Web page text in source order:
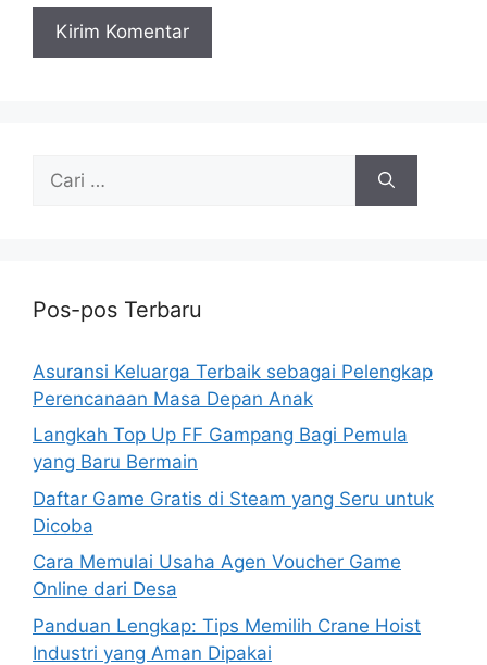
untuk:
Pos-pos Terbaru
Asuransi Keluarga Terbaik sebagai Pelengkap
Perencanaan Masa Depan Anak
Langkah Top Up FF Gampang Bagi Pemula
yang Baru Bermain
Daftar Game Gratis di Steam yang Seru untuk
Dicoba
Cara Memulai Usaha Agen Voucher Game
Online dari Desa
Panduan Lengkap: Tips Memilih Crane Hoist
Industri yang Aman Dipakai